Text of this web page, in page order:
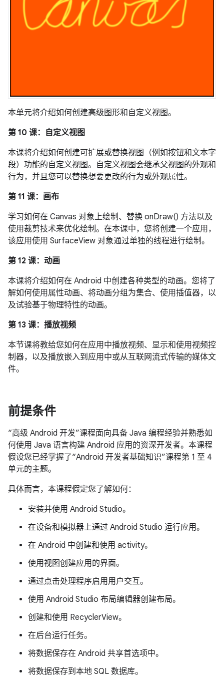
本单元将介绍如何创建高级图形和自定义视图。
第 10 课：自定义视图
本课将介绍如何创建可扩展或替换视图（例如按钮和文本字
段）功能的自定义视图。自定义视图会继承父视图的外观和
行为，并且您可以替换想要更改的行为或外观属性。
第 11 课：画布
学习如何在 Canvas 对象上绘制、替换 onDraw() 方法以及
使用裁剪技术来优化绘制。在本课中，您将创建一个应用，
该应用使用 SurfaceView 对象通过单独的线程进行绘制。
第 12 课：动画
本课将介绍如何在 Android 中创建各种类型的动画。您将了
解如何使用属性动画、将动画分组为集合、使用插值器，以
及试验基于物理特性的动画。
第 13 课：播放视频
本节课将教给您如何在应用中播放视频、显示和使用视频控
制器，以及播放嵌入到应用中或从互联网流式传输的媒体文
件。
前提条件
“高级 Android 开发”课程面向具备 Java 编程经验并熟悉如
何使用 Java 语言构建 Android 应用的资深开发者。本课程
假设您已经掌握了“Android 开发者基础知识”课程第 1 至 4
单元的主题。
具体而言，本课程假定您了解如何：
安装并使用 Android Studio。
在设备和模拟器上通过 Android Studio 运行应用。
在 Android 中创建和使用 activity。
使用视图创建应用的界面。
通过点击处理程序启用用户交互。
使用 Android Studio 布局编辑器创建布局。
创建和使用 RecyclerView。
在后台运行任务。
将数据保存在 Android 共享首选项中。
将数据保存到本地 SQL 数据库。